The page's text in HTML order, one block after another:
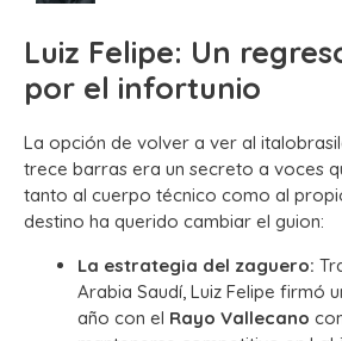
Luiz Felipe: Un
por el infortunio
La opción de volver a ver al
trece barras era un secreto a voces
tanto al cuerpo técnico como al
destino ha querido cambiar el guion:
La estrategia del zaguero:
Arabia Saudí, Luiz Felipe firmó
año con el Rayo Vallecano